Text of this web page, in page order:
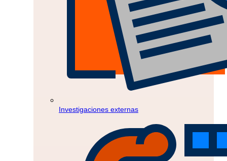
Investigaciones externas